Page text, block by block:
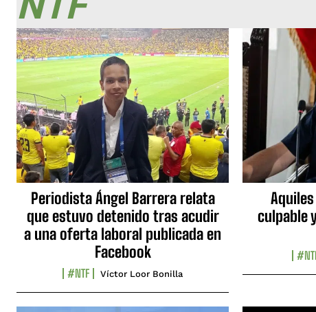
Periodista Ángel Barrera relata
que estuvo detenido tras acudir
a una oferta laboral publicada en
Facebook
#NTF Víctor Loor Bonilla
culpable